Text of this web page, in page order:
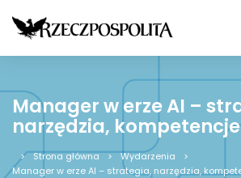
Manager w erze AI –
narzędzia,
Strona główna
Wydarzenia
Manager w erze AI – strategia, narzędzia,